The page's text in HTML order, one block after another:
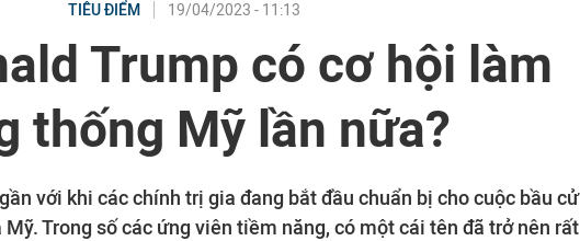
TIÊU ĐIỂM 19/04/2023 - 11:13
Trump có cơ hội làm
thống Mỹ lần nữa?
với khi các chính trị gia đang bắt đầu chuẩn bị cho cuộc bầu cử
Trong số các ứng viên tiềm năng, có một cái tên đã trở nên rất